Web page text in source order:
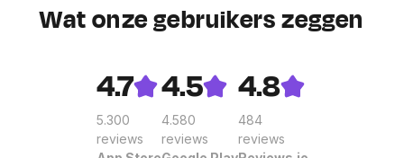
Wat onze gebruikers zeggen
4.7
5.300
reviews
4.5
4.580
reviews
4.8
484
reviews